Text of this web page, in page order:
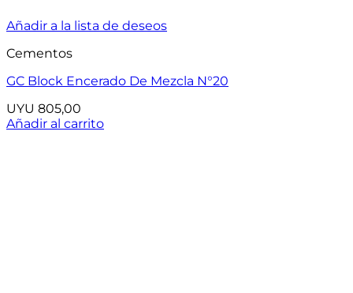
Añadir a la lista de deseos
Cementos
GC Block Encerado De Mezcla N°20
UYU 805,00
Añadir al carrito